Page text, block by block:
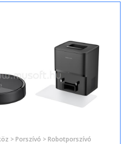
> Porszívó > Robotporszívó